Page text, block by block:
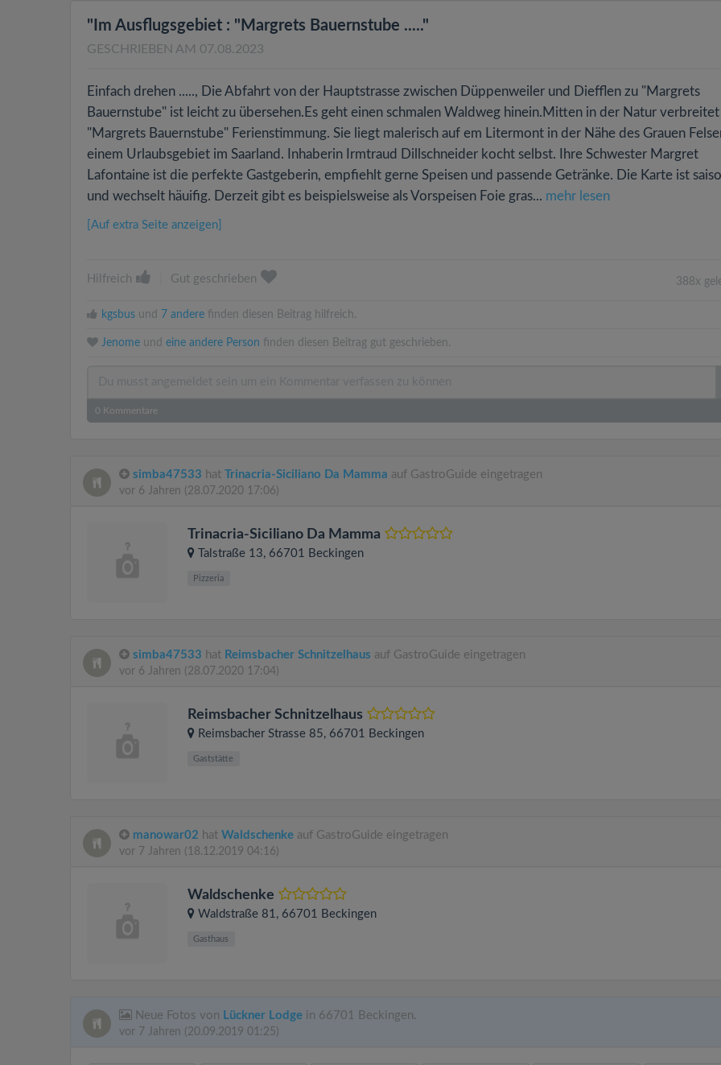
"Im Ausflugsgebiet : "Margrets Bauernstube ....."
GESCHRIEBEN AM 07.08.2023
Einfach drehen ....., Die Abfahrt von der Hauptstrasse zwischen Düppenweiler und Diefflen zu "Margrets
Bauernstube" ist leicht zu übersehen.Es geht einen schmalen Waldweg hinein.Mitten in der Natur verbreitet
"Margrets Bauernstube" Ferienstimmung. Sie liegt malerisch auf em Litermont in der Nähe des Grauen
einem Urlaubsgebiet im Saarland. Inhaberin Irmtraud Dillschneider kocht selbst. Ihre Schwester Margret
Lafontaine ist die perfekte Gastgeberin, empfiehlt gerne Speisen und passende Getränke. Die Karte ist
und wechselt häuifig. Derzeit gibt es beispielsweise als Vorspeisen Foie gras... mehr lesen
[Auf extra Seite anzeigen]
Hilfreich Gut geschrieben 388x
kgsbus und 7 andere finden diesen Beitrag hilfreich.
Jenome und eine andere Person finden diesen Beitrag gut geschrieben.
0 Kommentare
simba47533 hat Trinacria-Siciliano Da Mamma auf GastroGuide eingetragen
vor 6 Jahren (28.07.2020 17:06)
Trinacria-Siciliano Da Mamma
Talstraße 13, 66701 Beckingen
Pizzeria
simba47533 hat Reimsbacher Schnitzelhaus auf GastroGuide eingetragen
vor 6 Jahren (28.07.2020 17:04)
Reimsbacher Schnitzelhaus
Reimsbacher Strasse 85, 66701 Beckingen
Gaststätte
manowar02 hat Waldschenke auf GastroGuide eingetragen
vor 7 Jahren (18.12.2019 04:16)
Waldschenke
Waldstraße 81 , 66701 Beckingen
Gasthaus
Neue Fotos von Lückner Lodge in 66701 Beckingen.
vor 7 Jahren (20.09.2019 01:25)